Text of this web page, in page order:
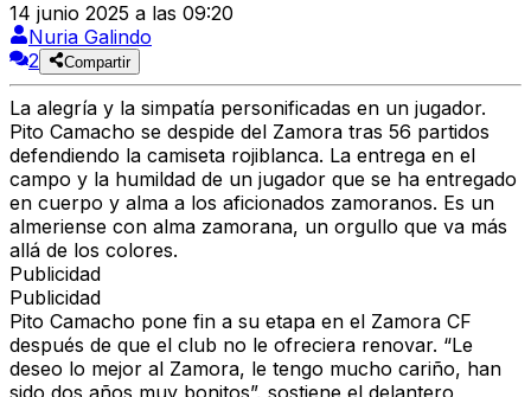
14 junio 2025 a las 09:20
Nuria Galindo
2
Compartir
La alegría y la simpatía personificadas en un jugador.
Pito Camacho se despide del Zamora tras 56 partidos
defendiendo la camiseta rojiblanca. La entrega en el
campo y la humildad de un jugador que se ha entregado
en cuerpo y alma a los aficionados zamoranos. Es un
almeriense con alma zamorana, un orgullo que va más
allá de los colores.
Publicidad
Publicidad
Pito Camacho pone fin a su etapa en el Zamora CF
después de que el club no le ofreciera renovar. “Le
deseo lo mejor al Zamora, le tengo mucho cariño, han